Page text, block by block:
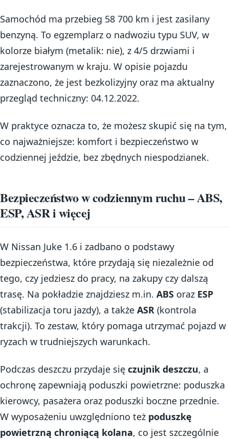
Samochód ma przebieg 58 700 km i jest zasilany
benzyną. To egzemplarz o nadwoziu typu SUV, w
kolorze białym (metalik: nie), z 4/5 drzwiami i
zarejestrowanym w kraju. W opisie pojazdu
zaznaczono, że jest bezkolizyjny oraz ma aktualny
przegląd techniczny: 04.12.2022.
W praktyce oznacza to, że możesz skupić się na tym,
co najważniejsze: komfort i bezpieczeństwo w
codziennej jeździe, bez zbędnych niespodzianek.
Bezpieczeństwo w codziennym ruchu – ABS,
ESP, ASR i więcej
W Nissan Juke 1.6 i zadbano o podstawy
bezpieczeństwa, które przydają się niezależnie od
tego, czy jedziesz do pracy, na zakupy czy dalszą
trasę. Na pokładzie znajdziesz m.in. ABS oraz ESP
(stabilizacja toru jazdy), a także ASR (kontrola
trakcji). To zestaw, który pomaga utrzymać pojazd w
ryzach w trudniejszych warunkach.
Podczas deszczu przydaje się czujnik deszczu, a
ochronę zapewniają poduszki powietrzne: poduszka
kierowcy, pasażera oraz poduszki boczne przednie.
W wyposażeniu uwzględniono też poduszkę
powietrzną chroniącą kolana, co jest szczególnie